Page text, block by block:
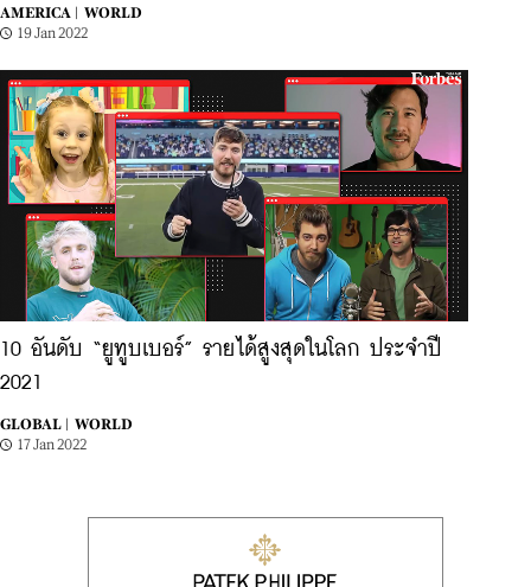
AMERICA |
WORLD
19 Jan 2022
10 อันดับ “ยูทูบเบอร์” รายได้สูงสุดในโลก ประจำปี
2021
GLOBAL |
WORLD
17 Jan 2022